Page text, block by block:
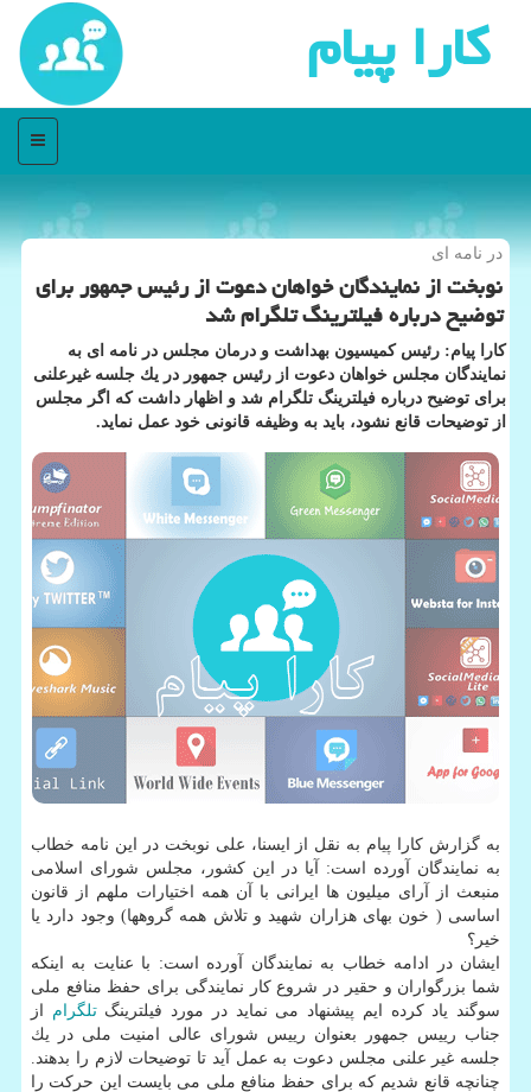
كارا پیام
منو
در نامه ای
نوبخت از نمایندگان خواهان دعوت از رئیس جمهور برای
توضیح درباره فیلترینگ تلگرام شد
كارا پیام: رئیس كمیسیون بهداشت و درمان مجلس در نامه ای به
نمایندگان مجلس خواهان دعوت از رئیس جمهور در یك جلسه غیرعلنی
برای توضیح درباره فیلترینگ تلگرام شد و اظهار داشت كه اگر مجلس
از توضیحات قانع نشود، باید به وظیفه قانونی خود عمل نماید.
به گزارش كارا پیام به نقل از ایسنا، علی نوبخت در این نامه خطاب
به نمایندگان آورده است: آیا در این كشور، مجلس شورای اسلامی
منبعث از آرای میلیون ها ایرانی با آن همه اختیارات ملهم از قانون
اساسی ( خون بهای هزاران شهید و تلاش همه گروهها) وجود دارد یا
خیر؟
ایشان در ادامه خطاب به نمایندگان آورده است: با عنایت به اینكه
شما بزرگواران و حقیر در شروع كار نمایندگی برای حفظ منافع ملی
سوگند یاد كرده ایم پیشنهاد می نماید در مورد فیلترینگتلگرام از
جناب رییس جمهور بعنوان رییس شورای عالی امنیت ملی در یك
جلسه غیر علنی مجلس دعوت به عمل آید تا توضیحات لازم را بدهند.
چنانچه قانع شدیم كه برای حفظ منافع ملی می بایست این حركت را